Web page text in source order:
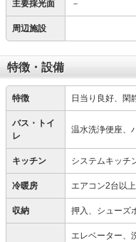
主要採光面 －
周辺施設
特徴・設備
特徴 日当り良好、閑
バス・トイ
レ
温水洗浄便座、
キッチン システムキッチ
冷暖房 エアコン2台以上
収納 押入、シューズ
エレベーター、